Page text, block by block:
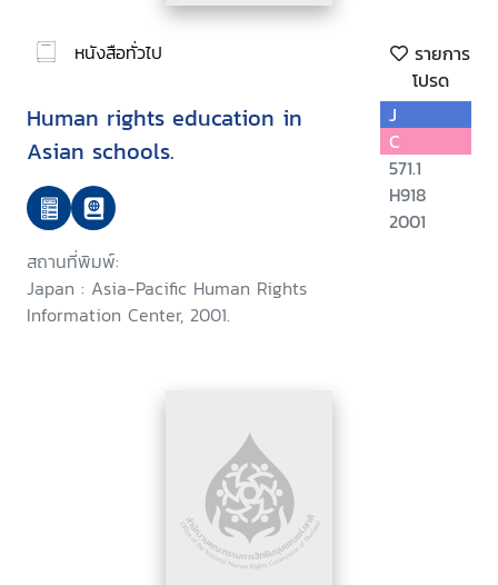
หนังสือทั่วไป
รายการ
โปรด
Human rights education in
Asian schools.
สถานที่พิมพ์:
Japan : Asia-Pacific Human Rights
Information Center, 2001.
J
C
571.1
H918
2001